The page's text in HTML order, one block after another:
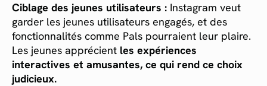
Ciblage des jeunes utilisateurs : Instagram veut
garder les jeunes utilisateurs engagés, et des
fonctionnalités comme Pals pourraient leur plaire.
Les jeunes apprécient les expériences
interactives et amusantes, ce qui rend ce choix
judicieux.